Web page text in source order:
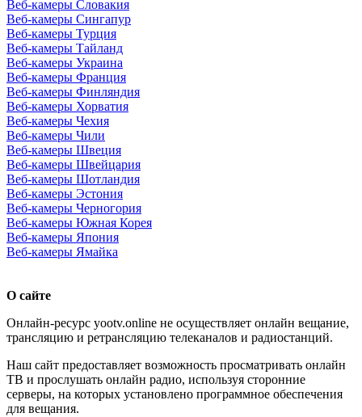
Веб-камеры Словакия
Веб-камеры Сингапур
Веб-камеры Турция
Веб-камеры Тайланд
Веб-камеры Украина
Веб-камеры Франция
Веб-камеры Финляндия
Веб-камеры Хорватия
Веб-камеры Чехия
Веб-камеры Чили
Веб-камеры Швеция
Веб-камеры Швейцария
Веб-камеры Шотландия
Веб-камеры Эстония
Веб-камеры Черногория
Веб-камеры Южная Корея
Веб-камеры Япония
Веб-камеры Ямайка
О сайте
Онлайн-ресурс yootv.online не осуществляет онлайн вещание,
трансляцию и ретрансляцию телеканалов и радиостанций.
Наш сайт предоставляет возможность просматривать онлайн
ТВ и прослушать онлайн радио, используя сторонние
серверы, на которых установлено программное обеспечения
для вещания.